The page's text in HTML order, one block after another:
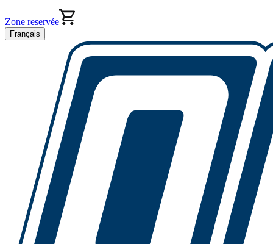
Zone reservée
Français